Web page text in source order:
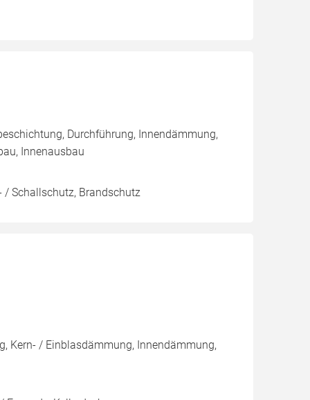
Durchführung, Innendämmung,
Innenausbau
/ Schallschutz, Brandschutz
Kern- / Einblasdämmung, Innendämmung,